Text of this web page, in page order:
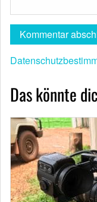
Das könnte